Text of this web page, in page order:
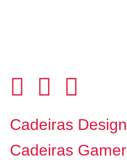
Cadeiras Design
Cadeiras Gamer